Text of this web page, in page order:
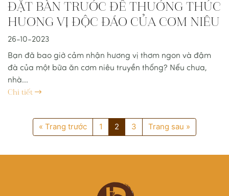
ĐẶT BÀN TRƯỚC ĐỂ THƯỞNG THỨC
HƯƠNG VỊ ĐỘC ĐÁO CỦA CƠM NIÊU
26-10-2023
Bạn đã bao giờ cảm nhận hương vị thơm ngon và đậm
đà của một bữa ăn cơm niêu truyền thống? Nếu chưa,
nhà...
Chi tiết
« Trang trước 1 2 3 Trang sau »